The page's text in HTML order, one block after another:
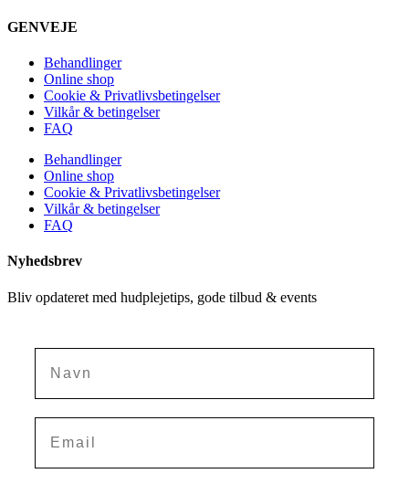
GENVEJE
Behandlinger
Online shop
Cookie & Privatlivsbetingelser
Vilkår & betingelser
FAQ
Behandlinger
Online shop
Cookie & Privatlivsbetingelser
Vilkår & betingelser
FAQ
Nyhedsbrev
Bliv opdateret med hudplejetips, gode tilbud & events